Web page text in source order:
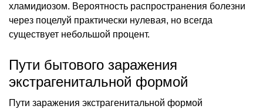
хламидиозом. Вероятность распространения болезни
через поцелуй практически нулевая, но всегда
существует небольшой процент.
Пути бытового заражения
экстрагенитальной формой
Пути заражения экстрагенитальной формой